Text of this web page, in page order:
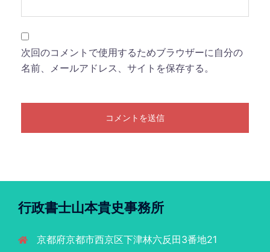
次回のコメントで使用するためブラウザーに自分の
名前、メールアドレス、サイトを保存する。
行政書士山本貴史事務所
京都府京都市西京区下津林六反田3番地21